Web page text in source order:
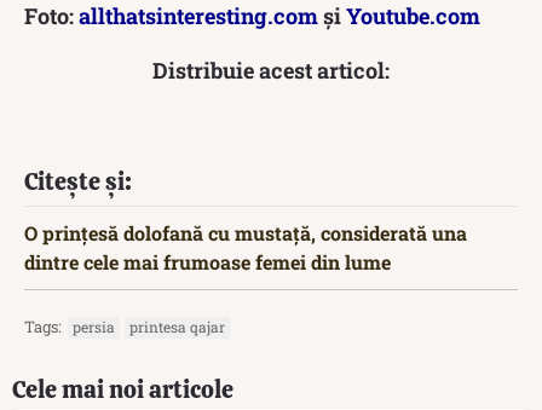
Foto:allthatsinteresting.comșiYoutube.com
Distribuie acest articol:
Citește și:
O prințesă dolofană cu mustață, considerată una
dintre cele mai frumoase femei din lume
Tags: persia printesa qajar
Cele mai noi articole